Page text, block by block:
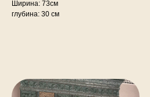
Ширина: 73см
глубина: 30 см